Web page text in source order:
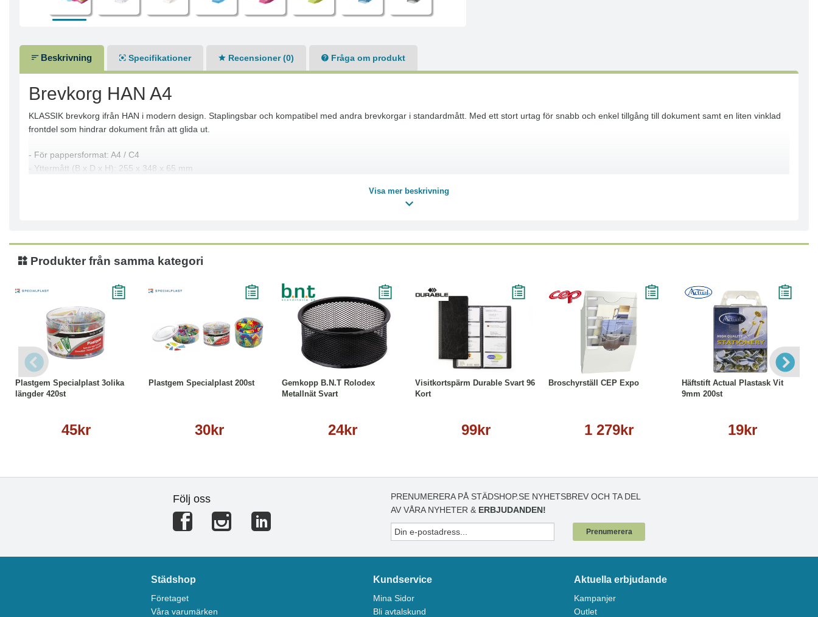
Beskrivning Specifikationer Recensioner (0) Fråga om produkt
Brevkorg HAN A4
KLASSIK brevkorg ifrån HAN i modern design. Staplingsbar och kompatibel med andra brevkorgar i standardmått. Med ett stort urtag för snabb och enkel tillgång till dokument samt en liten vinklad
frontdel som hindrar dokument från att glida ut.
- För pappersformat: A4 / C4
- Yttermått (B x D x H): 255 x 348 x 65 mm
Visa mer beskrivning
Produkter från samma kategori
Plastgem Specialplast 3olika
längder 420st
45kr
Köp Läs mer
Plastgem Specialplast 200st
30kr
Gemkopp B.N.T Rolodex
Metallnät Svart
24kr
Köp Läs mer
Visitkortspärm Durable Svart 96
Kort
99kr
Köp Läs mer
Broschyrställ CEP Expo
1 279kr
Köp Läs mer
Häftstift Actual Plastask Vit
9mm 200st
19kr
Köp Läs mer
Följ oss
PRENUMERERA PÅ STÄDSHOP.SE NYHETSBREV OCH TA DEL
AV VÅRA NYHETER & ERBJUDANDEN!
Prenumerera
Städshop
Företaget
Våra varumärken
Kundservice
Mina Sidor
Bli avtalskund
Aktuella erbjudande
Kampanjer
Outlet